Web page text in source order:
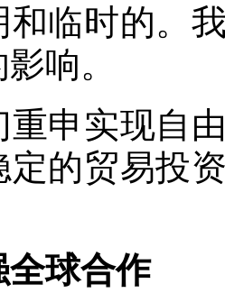
和临时的。
响。
实现自由
定的贸易投
全球合作